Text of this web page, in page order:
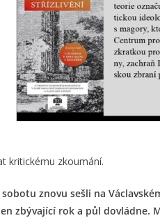
kritickému zkoumání.
znovu sešli na
zbývající rok a půl